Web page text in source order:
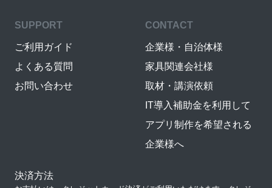
SUPPORT
ご利用ガイド
よくある質問
お問い合わせ
CONTACT
企業様・自治体様
家具関連会社様
取材・講演依頼
IT導入補助金を利用して
アプリ制作を希望される
企業様へ
決済方法